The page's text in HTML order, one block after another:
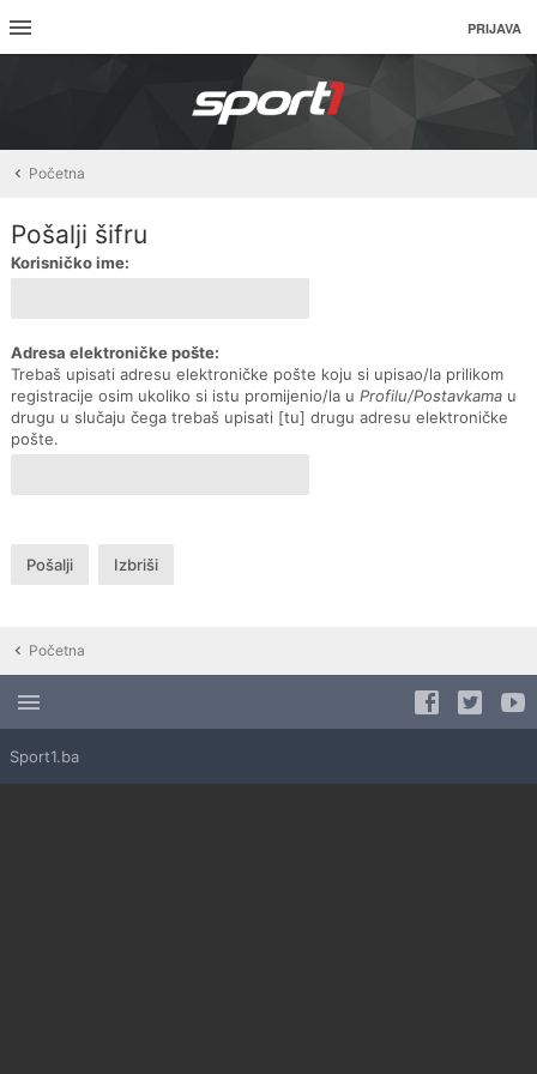
PRIJAVA
Početna
Pošalji šifru
Korisničko ime:
Adresa elektroničke pošte:
Trebaš upisati adresu elektroničke pošte koju si upisao/la prilikom
registracije osim ukoliko si istu promijenio/la u Profilu/Postavkama u
drugu u slučaju čega trebaš upisati [tu] drugu adresu elektroničke
pošte.
Početna
Sport1.ba